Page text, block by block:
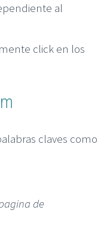
al
click en los
claves como
de